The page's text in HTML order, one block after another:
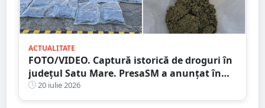
ACTUALITATE
FOTO/VIDEO. Captură istorică de droguri în
județul Satu Mare. PresaSM a anunțat în
premieră!
20 iulie 2026